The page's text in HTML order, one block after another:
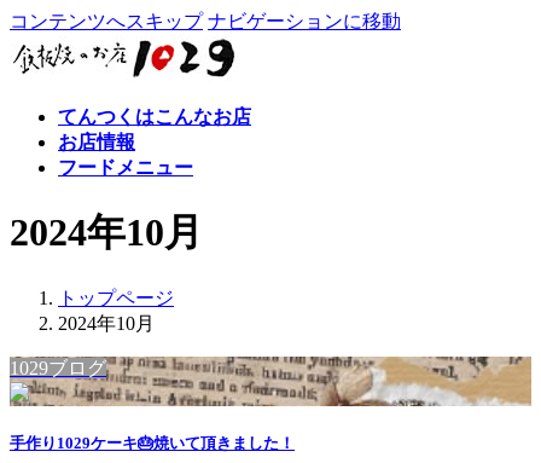
コンテンツへスキップ ナビゲーションに移動
てんつくはこんなお店
お店情報
フードメニュー
2024年10月
トップページ
2024年10月
1029ブログ
手作り1029ケーキ🎂焼いて頂きました！